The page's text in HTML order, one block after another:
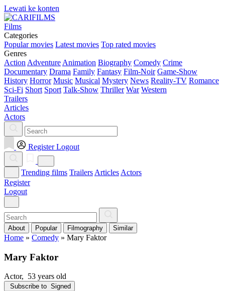
Lewati ke konten
Films
Categories
Popular movies Latest movies Top rated movies
Genres
Action Adventure Animation Biography Comedy Crime
Documentary Drama Family Fantasy Film-Noir Game-Show
History Horror Music Musical Mystery News Reality-TV Romance
Sci-Fi Short Sport Talk-Show Thriller War Western
Trailers
Articles
Actors
Register Logout
Trending films Trailers Articles Actors
Register
Logout
About Popular Filmography Similar
Home » Comedy » Mary Faktor
Mary Faktor
Actor, 53 years old
Subscribe to Signed